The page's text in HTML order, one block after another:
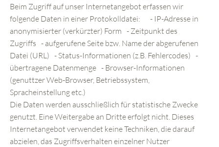
Beim Zugriff auf unser Internetangebot erfassen wir
folgende Daten in einer Protokolldatei: - IP-Adresse in
anonymisierter (verkürzter) Form - Zeitpunkt des
Zugriffs - aufgerufene Seite bzw. Name der abgerufenen
Datei (URL) - Status-Informationen (z.B. Fehlercodes) -
übertragene Datenmenge - Browser-Informationen
(genuttzer Web-Browser, Betriebssystem,
Spracheinstellung etc.)
Die Daten werden ausschließlich für statistische Zwecke
genutzt. Eine Weitergabe an Dritte erfolgt nicht. Dieses
Internetangebot verwendet keine Techniken, die darauf
abzielen, das Zugriffsverhalten einzelner Nutzer